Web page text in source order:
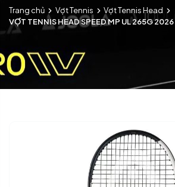
Trang chủ Vợt Tennis
Vợt Tennis Head
VỢT TENNIS HEAD SPEED MP UL 265G 2026